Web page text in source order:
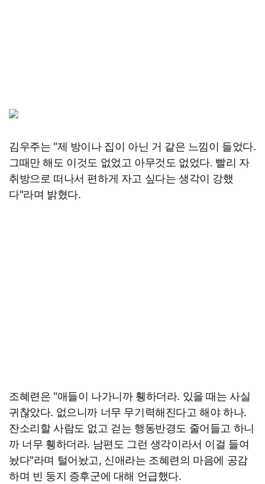
김우주는 "제 방이나 집이 아닌 거 같은 느낌이 들었다.
그때만 해도 이것도 없었고 아무것도 없었다. 빨리 자
취방으로 떠나서 편하게 자고 싶다는 생각이 강했
다"라며 밝혔다.
조혜련은 "애들이 나가니까 휑하더라. 있을 때는 사실
귀찮았다. 없으니까 너무 무기력해진다고 해야 하나.
잔소리할 사람도 없고 걷는 행동반경도 줄어들고 하니
까 너무 휑하더라. 남편도 그런 생각이라서 이걸 들여
놨다"라며 털어놨고, 신애라는 조혜련의 마음에 공감
하며 빈 둥지 증후군에 대해 언급했다.